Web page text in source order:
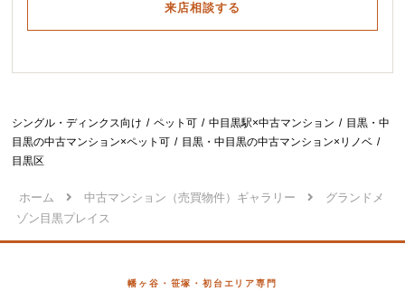
来店相談する
シングル・ディンクス向け ペット可 中目黒駅×中古マンション
目黒・中
目黒の中古マンション×ペット可
目黒・中目黒の中古マンション×リノベ
目黒区
ホーム 中古マンション（売買物件）ギャラリー
グランドメ
ゾン目黒プレイス
幡ヶ谷・笹塚・初台エリア専門